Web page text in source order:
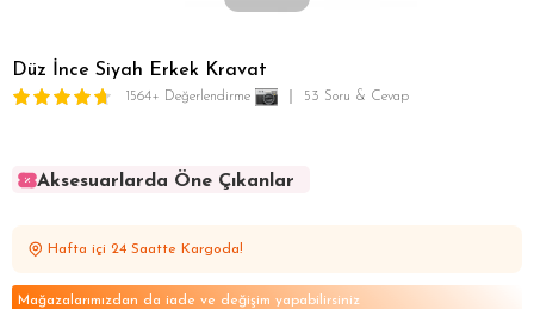
Düz İnce Siyah Erkek Kravat
1564+ Değerlendirme 53 Soru & Cevap
Aksesuarlarda Öne Çıkanlar
Aksesuarlarda Öne Çıkanlar
Hafta içi 24 Saatte Kargoda!
Mağazalarımızdan da iade ve değişim yapabilirsiniz